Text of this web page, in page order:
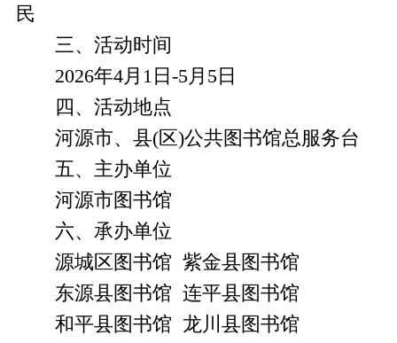
民
三、活动时间
2026年4月1日-5月5日
四、活动地点
河源市、县(区)公共图书馆总服务台
五、主办单位
河源市图书馆
六、承办单位
源城区图书馆 紫金县图书馆
东源县图书馆 连平县图书馆
和平县图书馆 龙川县图书馆